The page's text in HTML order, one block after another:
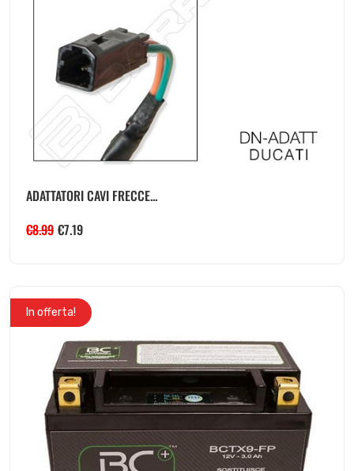
ADATTATORI CAVI FRECCE...
€8.99 €7.19
In offerta!